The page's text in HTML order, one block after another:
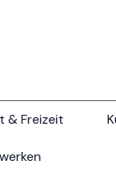
& Freizeit